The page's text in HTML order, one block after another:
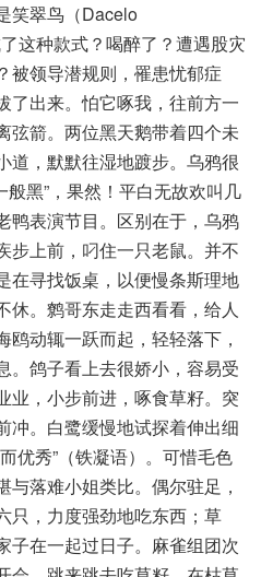
笑翠鸟（Dacelo
这种款式？喝醉了？遭遇股灾
被领导潜规则，罹患忧郁症
了出来。怕它啄我，往前方一
弦箭。两位黑天鹅带着四个未
道，默默往湿地踱步。乌鸦很
黑”，果然！平白无故欢叫几
鸭表演节目。区别在于，乌鸦
步上前，叼住一只老鼠。并不
在寻找饭桌，以便慢条斯理地
休。鹩哥东走走西看看，给人
动辄一跃而起，轻轻落下，
。鸽子看上去很娇小，容易受
业，小步前进，啄食草籽。突
冲。白鹭缓慢地试探着伸出细
优秀”（铁凝语）。可惜毛色
落难小姐类比。偶尔驻足，
只，力度强劲地吃东西；草
子在一起过日子。麻雀组团次